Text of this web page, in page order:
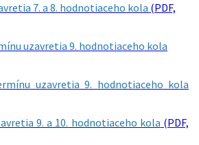
7. a 8. hodnotiaceho kola (PDF,
uzavretia 9. hodnotiaceho kola
uzavretia 9. hodnotiaceho kola
9. a 10. hodnotiaceho kola (PDF,